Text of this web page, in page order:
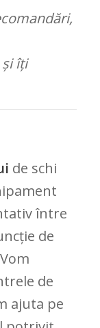
îți
de schi
între
de
de
ajuta pe